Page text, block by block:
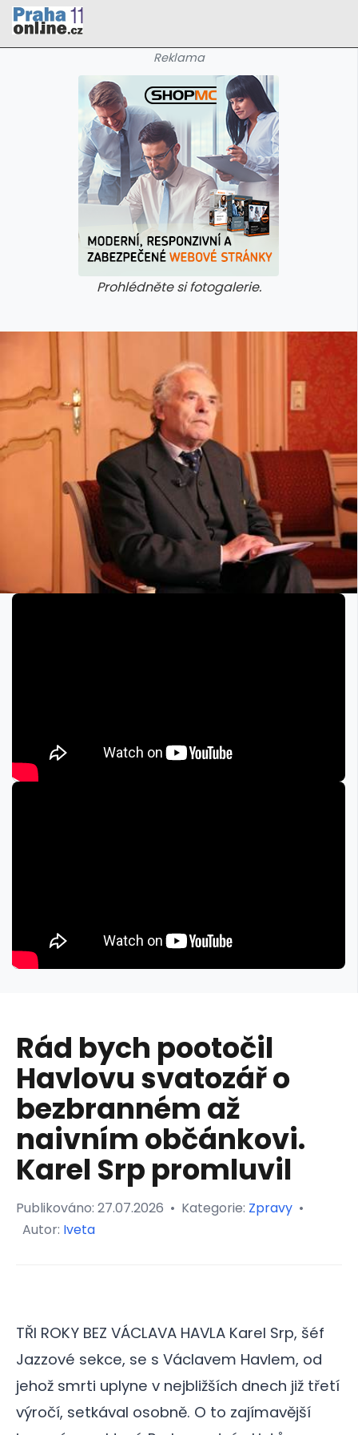
Reklama
Prohlédněte si fotogalerie.
Rád bych pootočil
Havlovu svatozář o
bezbranném až
naivním občánkovi.
Karel Srp promluvil
Publikováno: 27.07.2026 • Kategorie: Zpravy •
Autor: Iveta
TŘI ROKY BEZ VÁCLAVA HAVLA Karel Srp, šéf
Jazzové sekce, se s Václavem Havlem, od
jehož smrti uplyne v nejbližších dnech již třetí
výročí, setkával osobně. O to zajímavější